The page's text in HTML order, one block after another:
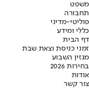
משפט
תחבורה
פוליטי-מדיני
כללי ומידע
דף הבית
זמני כניסת וצאת שבת
מגזין השבוע
בחירות 2026
אודות
צור קשר